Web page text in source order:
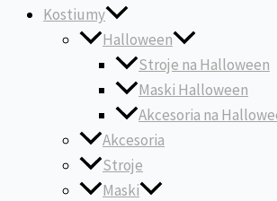
Kostiumy
Halloween
Stroje na Halloween
Maski Halloween
Akcesoria na
Akcesoria
Stroje
Maski